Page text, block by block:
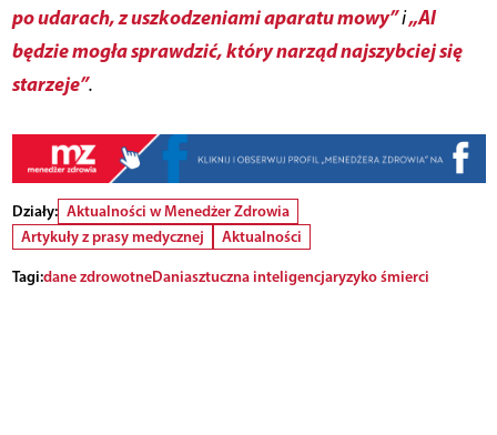
po udarach, z uszkodzeniami aparatu mowy”i„AI
będzie mogła sprawdzić, który narząd najszybciej się
starzeje”.
Działy: Aktualności w Menedżer Zdrowia
Artykuły z prasy medycznej
Aktualności
Tagi:dane zdrowotneDaniasztuczna inteligencjaryzyko śmierci